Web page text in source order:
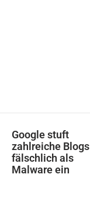
Google stuft
zahlreiche Blogs
fälschlich als
Malware ein